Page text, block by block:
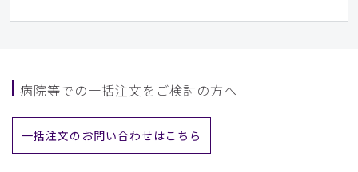
病院等での一括注文をご検討の方へ
一括注文のお問い合わせはこちら